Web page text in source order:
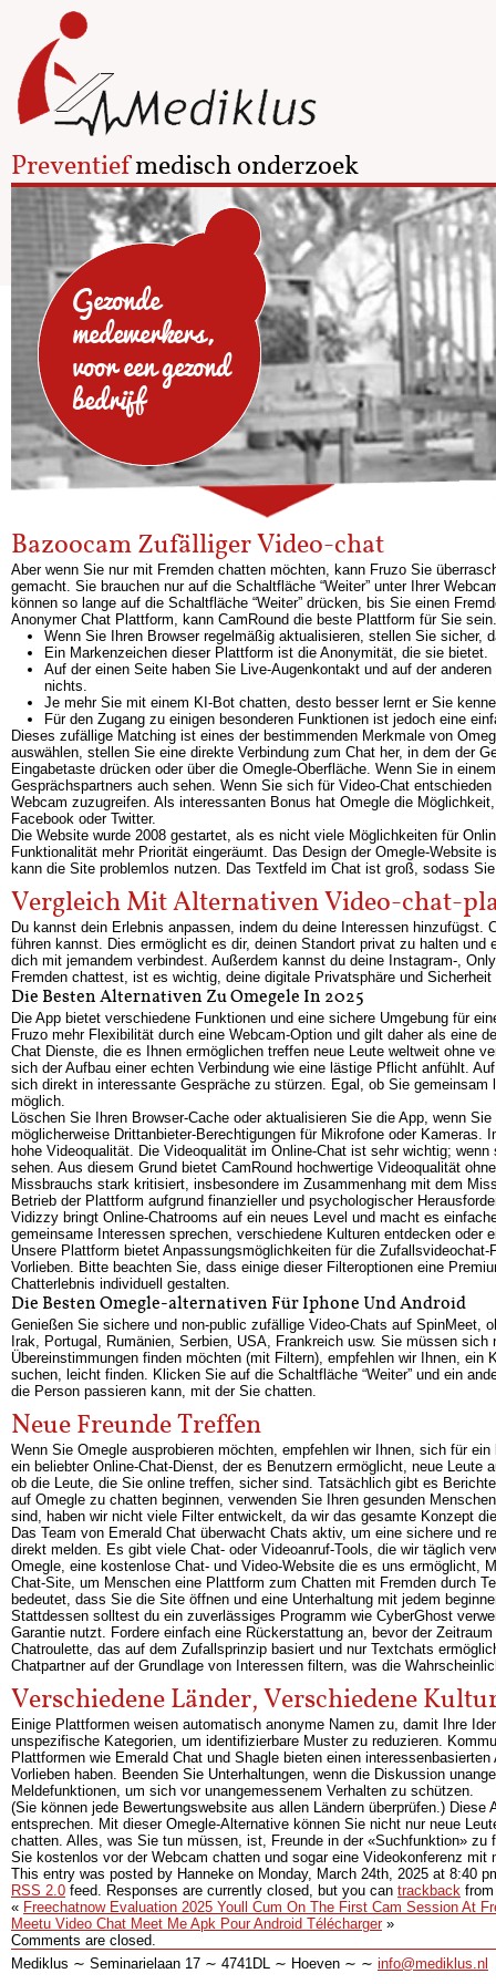
Preventiefmedisch onderzoek
Gezonde
medewerkers,
voor een gezond
bedrijf
Bazoocam Zufälliger Video-chat
Aber wenn Sie nur mit Fremden chatten möchten, kann Fruzo Sie
gemacht. Sie brauchen nur auf die Schaltfläche “Weiter” unter Ihrer
können so lange auf die Schaltfläche “Weiter” drücken, bis Sie einen
Anonymer Chat Plattform, kann CamRound die beste Plattform für Sie sein.
Wenn Sie Ihren Browser regelmäßig aktualisieren, stellen Sie
Ein Markenzeichen dieser Plattform ist die Anonymität, die sie bietet.
Auf der einen Seite haben Sie Live-Augenkontakt und auf der
nichts.
Je mehr Sie mit einem KI-Bot chatten, desto besser lernt er Sie
Für den Zugang zu einigen besonderen Funktionen ist jedoch eine
Dieses zufällige Matching ist eines der bestimmenden Merkmale von
auswählen, stellen Sie eine direkte Verbindung zum Chat her, in dem der
Eingabetaste drücken oder über die Omegle-Oberfläche. Wenn Sie in
Gesprächspartners auch sehen. Wenn Sie sich für Video-Chat
Webcam zuzugreifen. Als interessanten Bonus hat Omegle die
Facebook oder Twitter.
Die Website wurde 2008 gestartet, als es nicht viele Möglichkeiten für
Funktionalität mehr Priorität eingeräumt. Das Design der Omegle-
kann die Site problemlos nutzen. Das Textfeld im Chat ist groß, sodass
Vergleich Mit Alternativen Video-chat-
Du kannst dein Erlebnis anpassen, indem du deine Interessen
führen kannst. Dies ermöglicht es dir, deinen Standort privat zu halten
dich mit jemandem verbindest. Außerdem kannst du deine Instagram-,
Fremden chattest, ist es wichtig, deine digitale Privatsphäre und
Die Besten Alternativen Zu Omegele In 2025
Die App bietet verschiedene Funktionen und eine sichere Umgebung für
Fruzo mehr Flexibilität durch eine Webcam-Option und gilt daher als eine
Chat Dienste, die es Ihnen ermöglichen treffen neue Leute weltweit ohne
sich der Aufbau einer echten Verbindung wie eine lästige Pflicht anfühlt.
sich direkt in interessante Gespräche zu stürzen. Egal, ob Sie
möglich.
Löschen Sie Ihren Browser-Cache oder aktualisieren Sie die App, wenn
möglicherweise Drittanbieter-Berechtigungen für Mikrofone oder
hohe Videoqualität. Die Videoqualität im Online-Chat ist sehr wichtig;
sehen. Aus diesem Grund bietet CamRound hochwertige Videoqualität
Missbrauchs stark kritisiert, insbesondere im Zusammenhang mit dem
Betrieb der Plattform aufgrund finanzieller und psychologischer
Vidizzy bringt Online-Chatrooms auf ein neues Level und macht es
gemeinsame Interessen sprechen, verschiedene Kulturen entdecken
Unsere Plattform bietet Anpassungsmöglichkeiten für die
Vorlieben. Bitte beachten Sie, dass einige dieser Filteroptionen eine
Chatterlebnis individuell gestalten.
Die Besten Omegle-alternativen Für Iphone Und Android
Genießen Sie sichere und non-public zufällige Video-Chats auf SpinMeet,
Irak, Portugal, Rumänien, Serbien, USA, Frankreich usw. Sie müssen
Übereinstimmungen finden möchten (mit Filtern), empfehlen wir Ihnen,
suchen, leicht finden. Klicken Sie auf die Schaltfläche “Weiter” und ein
die Person passieren kann, mit der Sie chatten.
Neue Freunde Treffen
Wenn Sie Omegle ausprobieren möchten, empfehlen wir Ihnen, sich für
ein beliebter Online-Chat-Dienst, der es Benutzern ermöglicht, neue
ob die Leute, die Sie online treffen, sicher sind. Tatsächlich gibt es
auf Omegle zu chatten beginnen, verwenden Sie Ihren gesunden
sind, haben wir nicht viele Filter entwickelt, da wir das gesamte Konzept
Das Team von Emerald Chat überwacht Chats aktiv, um eine sichere und
direkt melden. Es gibt viele Chat- oder Videoanruf-Tools, die wir täglich
Omegle, eine kostenlose Chat- und Video-Website die es uns ermöglicht,
Chat-Site, um Menschen eine Plattform zum Chatten mit Fremden durch
bedeutet, dass Sie die Site öffnen und eine Unterhaltung mit jedem
Stattdessen solltest du ein zuverlässiges Programm wie CyberGhost
Garantie nutzt. Fordere einfach eine Rückerstattung an, bevor der
Chatroulette, das auf dem Zufallsprinzip basiert und nur Textchats
Chatpartner auf der Grundlage von Interessen filtern, was die
Verschiedene Länder, Verschiedene
Einige Plattformen weisen automatisch anonyme Namen zu, damit Ihre
unspezifische Kategorien, um identifizierbare Muster zu reduzieren.
Plattformen wie Emerald Chat und Shagle bieten einen
Vorlieben haben. Beenden Sie Unterhaltungen, wenn die Diskussion
Meldefunktionen, um sich vor unangemessenem Verhalten zu schützen.
(Sie können jede Bewertungswebsite aus allen Ländern überprüfen.)
entsprechen. Mit dieser Omegle-Alternative können Sie nicht nur neue
chatten. Alles, was Sie tun müssen, ist, Freunde in der «Suchfunktion»
Sie kostenlos vor der Webcam chatten und sogar eine Videokonferenz mit
This entry was posted by Hanneke on Monday, March 24th, 2025 at 8:40
RSS 2.0 feed. Responses are currently closed, but you can trackback
« Freechatnow Evaluation 2025 Youll Cum On The First Cam Session At
Meetu Video Chat Meet Me Apk Pour Android Télécharger»
Comments are closed.
Mediklus ∼ Seminarielaan 17 ∼ 4741DL ∼ Hoeven ∼ ∼ info@mediklus.nl